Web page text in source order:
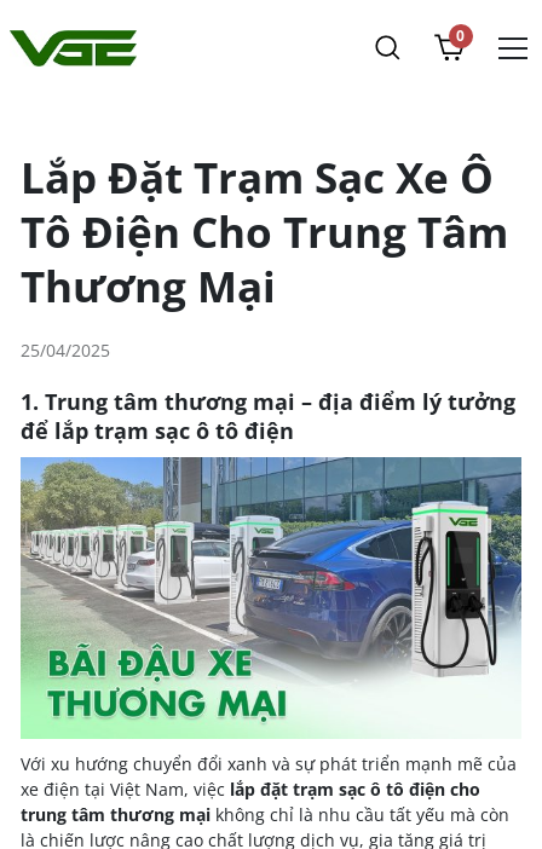
0
Lắp Đặt Trạm Sạc Xe Ô
Tô Điện Cho Trung Tâm
Thương Mại
25/04/2025
1. Trung tâm thương mại – địa điểm lý tưởng
để lắp trạm sạc ô tô điện
Với xu hướng chuyển đổi xanh và sự phát triển mạnh mẽ của
xe điện tại Việt Nam, việc lắp đặt trạm sạc ô tô điện cho
trung tâm thương mại không chỉ là nhu cầu tất yếu mà còn
là chiến lược nâng cao chất lượng dịch vụ, gia tăng giá trị